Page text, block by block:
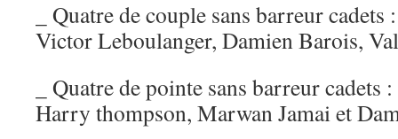
_ Quatre de couple sans barreur
Victor Leboulanger, Damien Barois,
_ Quatre de pointe sans barreur
Harry thompson, Marwan Jamai et